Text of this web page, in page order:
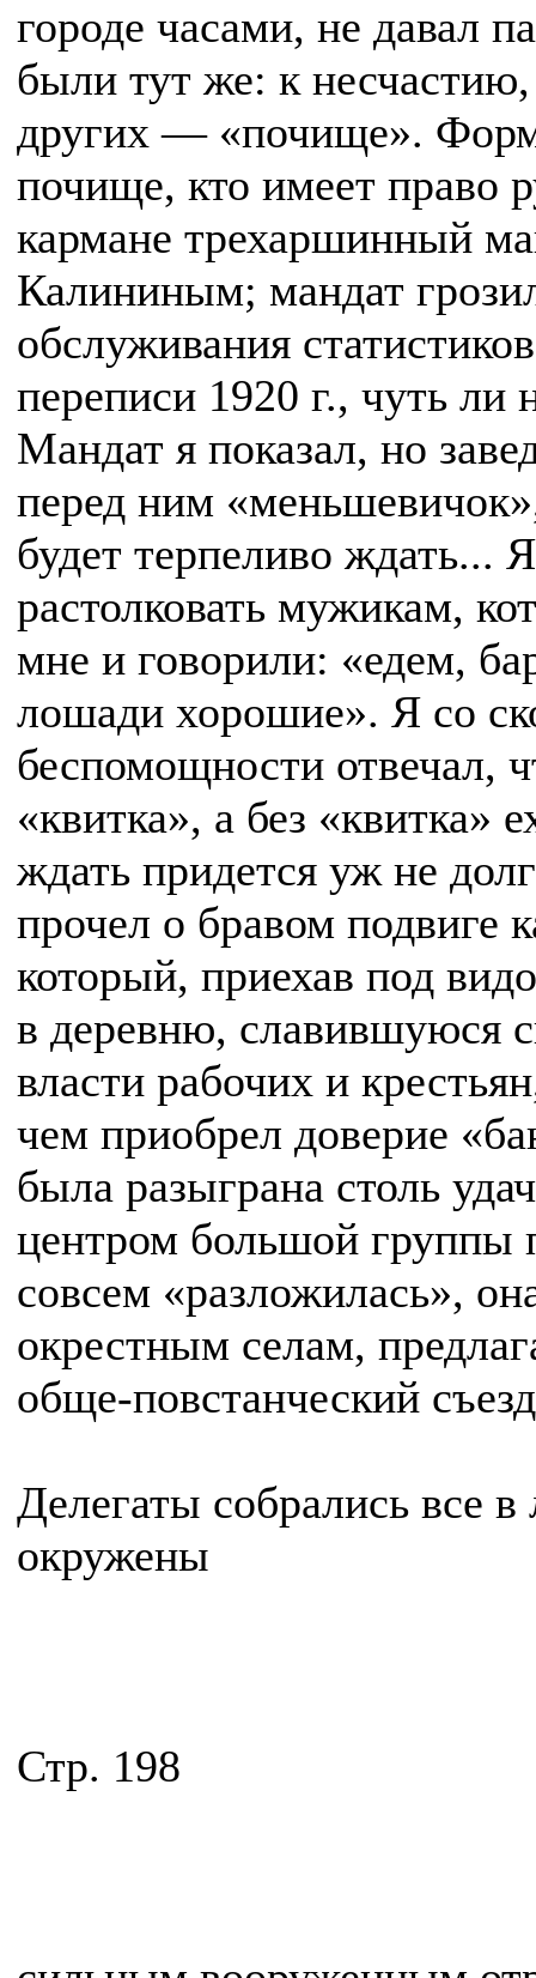
городе часами, не давал
были тут же: к
других — «почище».
почище, кто имеет право
кармане трехаршинный
Калининым; мандат
обслуживания
переписи 1920 г., чуть
Мандат я показал, но
перед ним
будет терпеливо ждать...
растолковать мужикам,
мне и говорили: «едем,
лошади хорошие». Я со
беспомощности отвечал,
«квитка», а без «квитка»
ждать придется уж не
прочел о бравом подвиге
который, приехав под
в деревню, славившуюся
власти рабочих и
чем приобрел доверие
была разыграна столь
центром большой группы
совсем «разложилась»,
окрестным селам,
обще-повстанческий
Делегаты собрались все
окружены
Стр. 198